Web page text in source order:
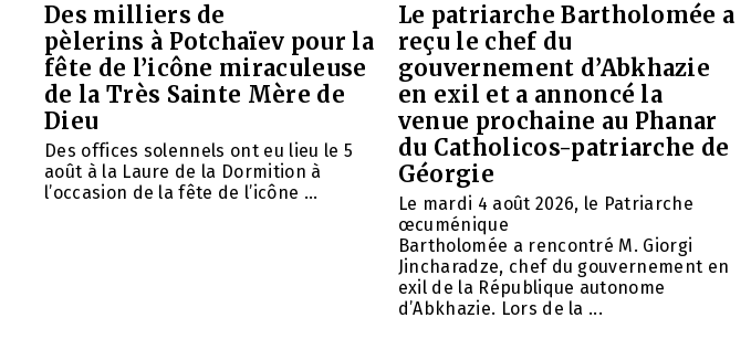
Des milliers de
pèlerins à Potchaïev pour la
fête de l’icône miraculeuse
de la Très Sainte Mère de
Dieu
Des offices solennels ont eu lieu le 5
août à la Laure de la Dormition à
l’occasion de la fête de l’icône ...
Le patriarche Bartholomée a
reçu le chef du
gouvernement d’Abkhazie
en exil et a annoncé la
venue prochaine au Phanar
du Catholicos-patriarche de
Géorgie
Le mardi 4 août 2026, le Patriarche
œcuménique
Bartholomée a rencontré M. Giorgi
Jincharadze, chef du gouvernement en
exil de la République autonome
d’Abkhazie. Lors de la ...